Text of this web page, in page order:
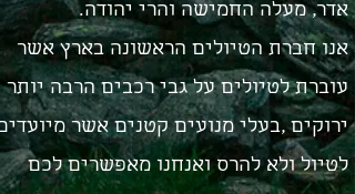
אדר, מעלה החמישה והרי יהודה.
אנו חברת הטיולים הראשונה בארץ אשר
עוברת לטיולים על גבי רכבים הרבה יותר
ירוקים ,בעלי מנועים קטנים אשר
לטיול ולא להרס ואנחנו מאפשרים לכם